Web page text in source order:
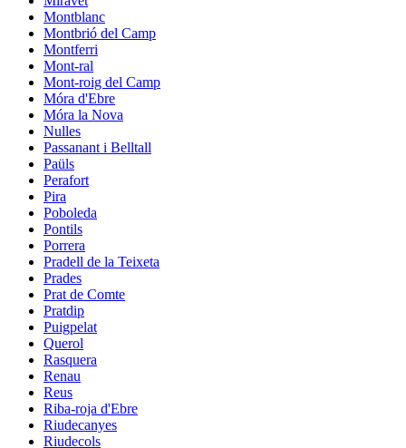
Montblanc
Montbrió del Camp
Montferri
Mont-ral
Mont-roig del Camp
Móra d'Ebre
Móra la Nova
Nulles
Passanant i Belltall
Paüls
Perafort
Pira
Poboleda
Pontils
Porrera
Pradell de la Teixeta
Prades
Prat de Comte
Pratdip
Puigpelat
Querol
Rasquera
Renau
Reus
Riba-roja d'Ebre
Riudecanyes
Riudecols